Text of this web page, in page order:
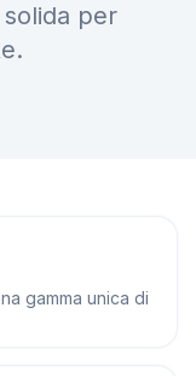
per
gamma unica di